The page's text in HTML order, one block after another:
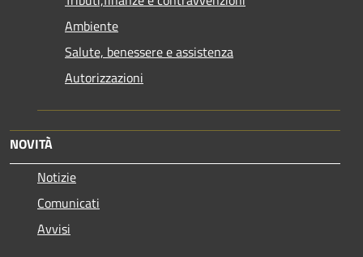
Ambiente
Salute, benessere e assistenza
Autorizzazioni
NOVITÀ
Notizie
Comunicati
Avvisi